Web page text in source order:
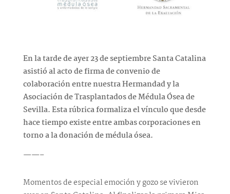
En la tarde de ayer 23 de septiembre Santa Catalina
asistió al acto de firma de convenio de
colaboración entre nuestra Hermandad y la
Asociación de Trasplantados de Médula Ósea de
Sevilla. Esta rúbrica formaliza el vínculo que desde
hace tiempo existe entre ambas corporaciones en
torno a la donación de médula ósea.
——–
Momentos de especial emoción y gozo se vivieron